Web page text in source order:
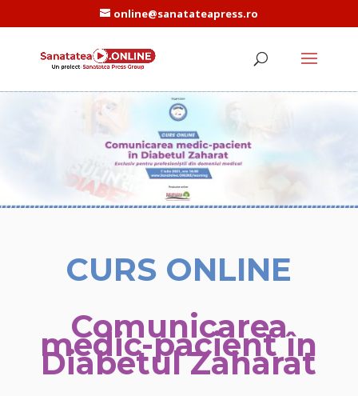
online@sanatateapress.ro
CURS ONLINE
Comunicarea
medic-pacient în
Diabetul Zaharat